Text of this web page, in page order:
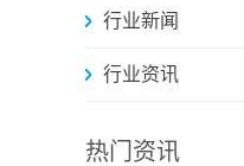
行业新闻
行业资讯
热门资讯